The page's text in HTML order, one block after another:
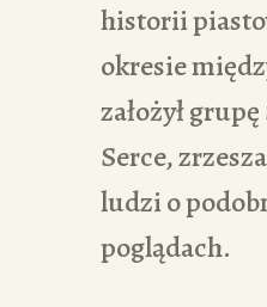
historii
okresie
założył
Serce,
ludzi o
poglądach.